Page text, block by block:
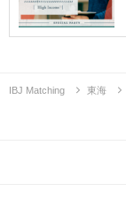
IBJ Matching 東海